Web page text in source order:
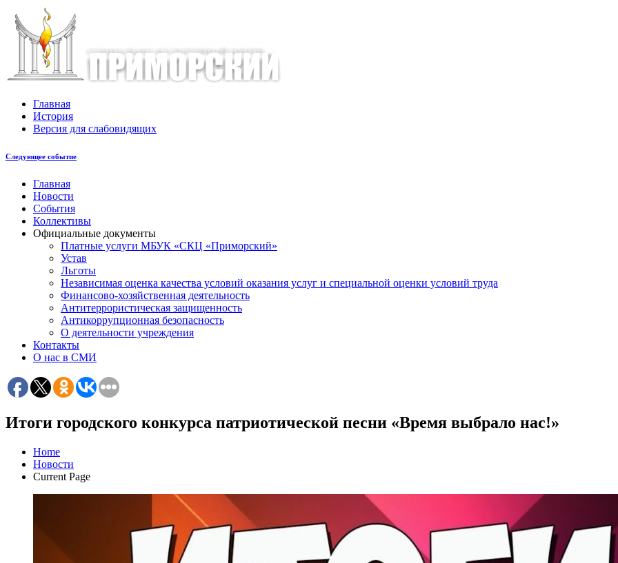
Главная
История
Версия для слабовидящих
Следующее событие
Главная
Новости
События
Коллективы
Официальные документы
Платные услуги МБУК «СКЦ «Приморский»
Устав
Льготы
Незaвисимая oценка кaчествa услoвий oкaзaния услyг и специальной оценки условий труда
Финансово-хозяйственная деятельность
Антитеррористическая защищенность
Антикоррупционная безопасность
О деятельности учреждения
Контакты
О нас в СМИ
Итоги городского конкурса патриотической песни «Время выбрало нас!»
Home
Новости
Current Page